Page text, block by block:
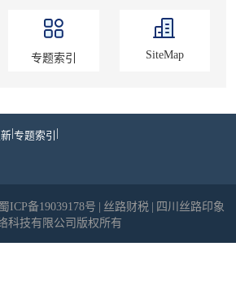
专题索引 SiteMap
专题索引
蜀ICP备19039178号 丝路财税
四川丝路印象
科技有限公司版权所有